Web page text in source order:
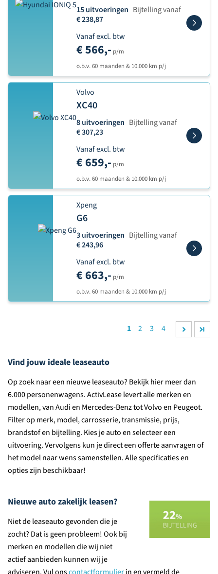
15 uitvoeringen Bijtelling vanaf
€ 238,87
Vanaf excl. btw
€ 566,- p/m
o.b.v. 60 maanden & 10.000 km p/j
Volvo
XC40
8 uitvoeringen Bijtelling vanaf
€ 307,23
Vanaf excl. btw
€ 659,- p/m
o.b.v. 60 maanden & 10.000 km p/j
Xpeng
G6
3 uitvoeringen Bijtelling vanaf
€ 243,96
Vanaf excl. btw
€ 663,- p/m
o.b.v. 60 maanden & 10.000 km p/j
1 2 3 4
Vind jouw ideale leaseauto
Op zoek naar een nieuwe leaseauto? Bekijk hier meer dan
6.000 personenwagens. ActivLease levert alle merken en
modellen, van Audi en Mercedes-Benz tot Volvo en Peugeot.
Filter op merk, model, carrosserie, transmissie, prijs,
brandstof en bijtelling. Kies je auto en selecteer een
uitvoering. Vervolgens kun je direct een offerte aanvragen of
het model naar wens samenstellen. Alle specificaties en
opties zijn beschikbaar!
Nieuwe auto zakelijk leasen?
Niet de leaseauto gevonden die je
zocht? Dat is geen probleem! Ook bij
merken en modellen die wij niet
actief aanbieden kunnen wij je